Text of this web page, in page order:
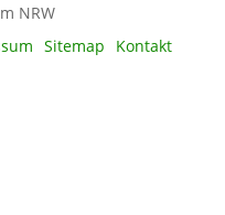
NRW
Sitemap Kontakt